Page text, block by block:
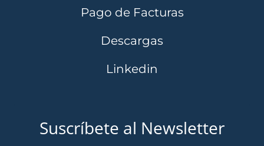
Pago de Facturas
Descargas
Linkedin
Suscríbete al Newsletter